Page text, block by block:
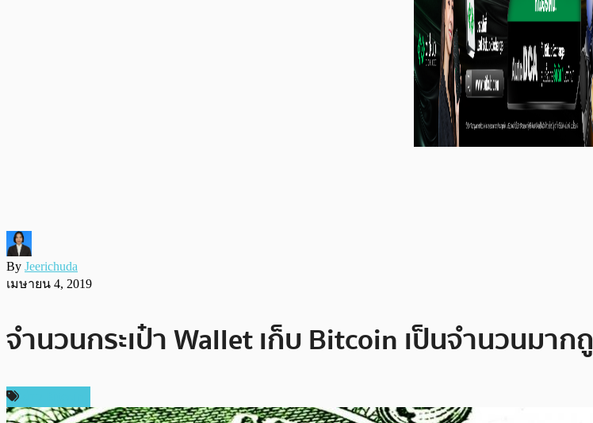
By Jeerichuda
เมษายน 4, 2019
จำนวนกระเป๋า Wallet เก็บ Bitcoin เป็นจำนวนมา